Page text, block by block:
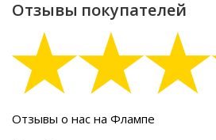
Отзывы покупателей
Отзывы о нас на Флампе